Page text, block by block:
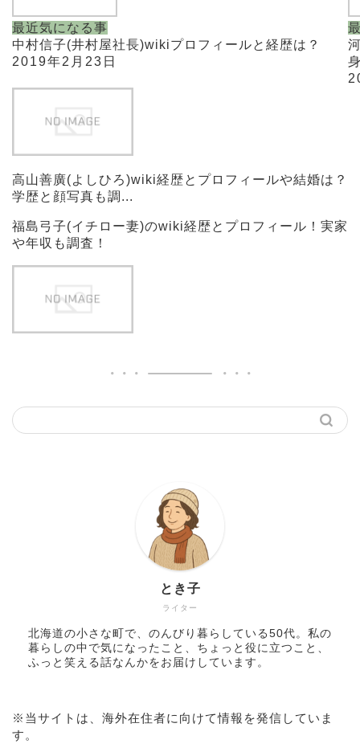
最近気になる事
中村信子(井村屋社長)wikiプロフィールと経歴は？
2019年2月23日
高山善廣(よしひろ)wiki経歴とプロフィールや結婚は？
学歴と顔写真も調...
福島弓子(イチロー妻)のwiki経歴とプロフィール！実家
や年収も調査！
ライター
とき子
北海道の小さな町で、のんびり暮らしている50代。私の
暮らしの中で気になったこと、ちょっと役に立つこと、
ふっと笑える話なんかをお届けしています。
※当サイトは、海外在住者に向けて情報を発信していま
す。